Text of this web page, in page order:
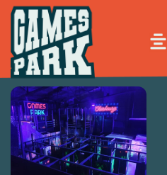
Aller
contenu
ENTRE RIRES, ADRÉNALINE ET
Panneau de gestion des cookies